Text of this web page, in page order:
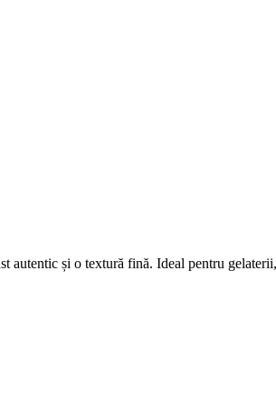
autentic și o textură fină. Ideal pentru